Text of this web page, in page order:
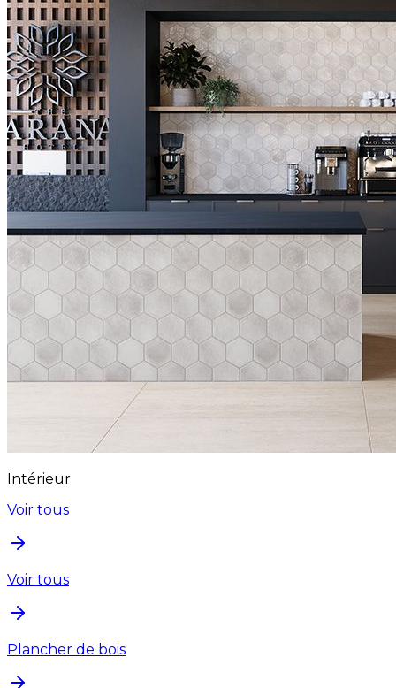
Intérieur
Voir tous
Voir tous
Plancher de bois